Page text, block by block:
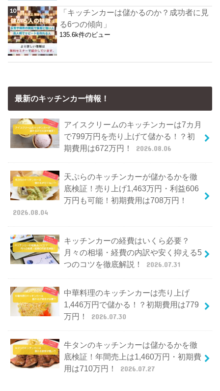
「キッチンカーは儲かるのか？成功者に見
る6つの傾向」
135.6k件のビュー
最新のキッチンカー情報！
アイスクリームのキッチンカーは7カ月
で799万円を売り上げて儲かる！？初
期費用は672万円！
2026.08.06
天ぷらのキッチンカーが儲かるかを徹
底検証！売り上げ1,463万円・利益606
万円も可能！初期費用は708万円！
2026.08.04
キッチンカーの経費はいくら必要？
月々の相場・経費の内訳や安く抑える5
つのコツを徹底解説！
2026.07.31
中華料理のキッチンカーは売り上げ
1,446万円で儲かる！？初期費用は779
万円！
2026.07.30
牛タンのキッチンカーは儲かるかを徹
底検証！年間売上は1,460万円・初期費
用は710万円！
2026.07.27